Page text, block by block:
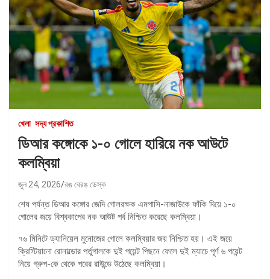
খেলা সদ্য প্রকাশিত
ডিআর কঙ্গোকে ১-০ গোলে হারিয়ে নক আউটে
কলম্বিয়া
জুন 24, 2026 রঙ বেরঙ ডেস্ক
শেষ পর্যন্ত ডিআর কঙ্গোর জেদি গোলরক্ষক এমপাসি-নাজাউকে ফাঁকি দিয়ে ১-০
গোলের জয়ে বিশ্বকাপের নক আউট পর্ব নিশ্চিত করেছে কলম্বিয়া।
৭৬ মিনিটে ড্যানিয়েল মুনোজের গোলে কলম্বিয়ার জয় নিশ্চিত হয়। এই জয়ে
ক্রিস্টিয়ানো রোনাল্ডোর পর্তুগালকে দুই পয়েন্ট পিছনে ফেলে দুই ম্যাচে পূর্ণ ৬ পয়েন্ট
নিয়ে গ্রুপ-কে থেকে পরের রাউন্ডে উঠেছে কলম্বিয়া।